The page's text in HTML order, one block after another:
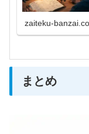
zaiteku-
まとめ